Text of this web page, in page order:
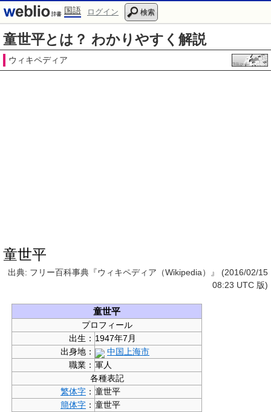
国語 ログイン 検索
童世平とは？ わかりやすく解説
ウィキペディア
童世平
出典: フリー百科事典『ウィキペディア（Wikipedia）』 (2016/02/15
08:23 UTC 版)
童世平
プロフィール
出生： 1947年7月
出身地：
中国 上海市
職業： 軍人
各種表記
繁体字 ： 童世平
簡体字 ： 童世平